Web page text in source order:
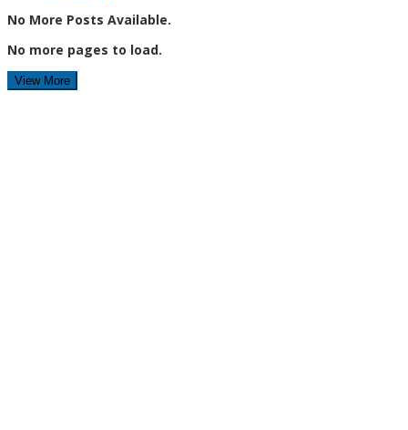
No More Posts Available.
No more pages to load.
View More